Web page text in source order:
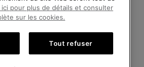
réservés.
Garanties Légales Cookies
SÉLECTIONNER
DE LIVRAISON.
en ligne disponibles
ici pour plus de détails et consulter
sur les cookies.
Tout refuser